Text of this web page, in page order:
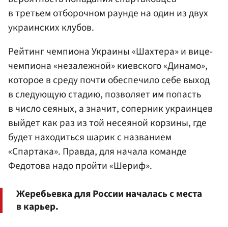
в третьем отборочном раунде на один из двух
украинских клубов.
Рейтинг чемпиона Украины «Шахтера» и вице-
чемпиона «незалежной» киевского «Динамо»,
которое в среду почти обеспечило себе выход
в следующую стадию, позволяет им попасть
в число сеяных, а значит, соперник украинцев
выйдет как раз из той несеяной корзины, где
будет находиться шарик с названием
«Спартака». Правда, для начала команде
Федотова надо пройти «Шериф».
Жеребьевка для России началась с места
в карьер.